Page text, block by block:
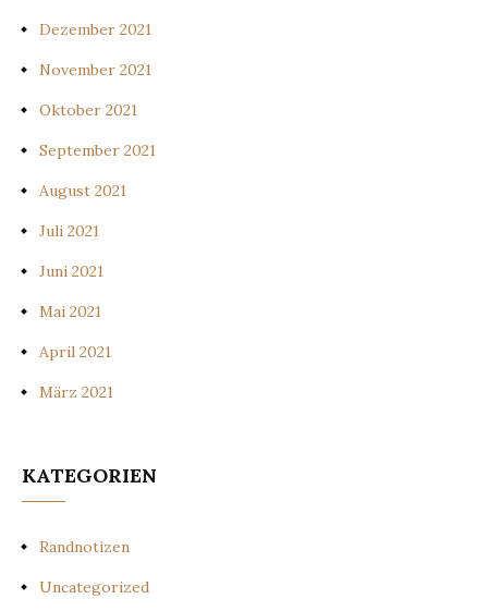
Dezember 2021
November 2021
Oktober 2021
September 2021
August 2021
Juli 2021
Juni 2021
Mai 2021
April 2021
März 2021
KATEGORIEN
Randnotizen
Uncategorized